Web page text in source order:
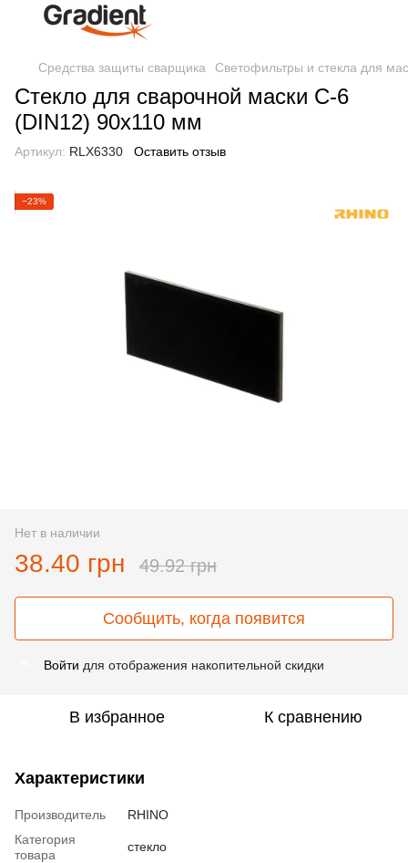
Средства защиты сварщика Светофильтры и стекла для
Стекло для сварочной маски С-6
(DIN12) 90х110 мм
Артикул: RLX6330 Оставить отзыв
−23%
Нет в наличии
38.40 грн 49.92 грн
Сообщить, когда появится
Войти для отображения накопительной скидки
В избранное К сравнению
Характеристики
Производитель
RHINO
Категория
товара
стекло